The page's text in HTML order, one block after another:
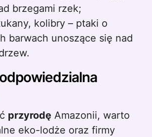
brzegami rzek;
kolibry – ptaki o
barwach unoszące się nad
przyrodę Amazonii, warto
eko-lodże oraz firmy